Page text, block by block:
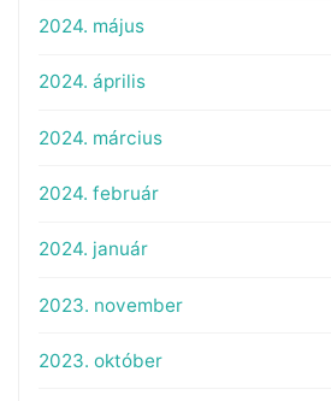
2024. május
2024. április
2024. március
2024. február
2024. január
2023. november
2023. október